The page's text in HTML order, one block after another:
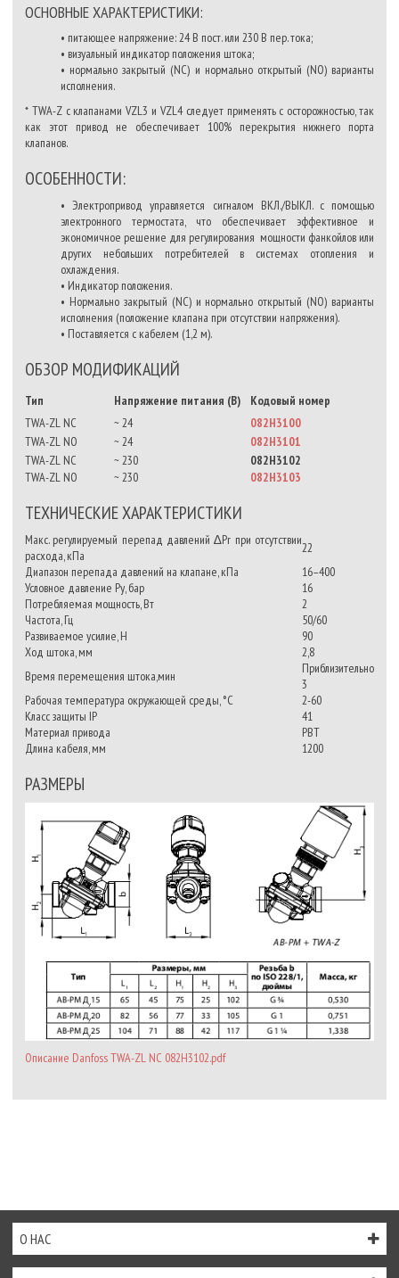
ОСНОВНЫЕ ХАРАКТЕРИСТИКИ:
• питающее напряжение: 24 В пост. или 230 В пер. тока;
• визуальный индикатор положения штока;
• нормально закрытый (NC) и нормально открытый (NО) варианты
исполнения.
* TWA-Z с клапанами VZL3 и VZL4 следует применять с осторожностью, так
как этот привод не обеспечивает 100% перекрытия нижнего порта
клапанов.
ОСОБЕННОСТИ:
• Электропривод управляется сигналом ВКЛ./ВЫКЛ. с помощью
электронного термостата, что обеспечивает эффективное и
экономичное решение для регулирования мощности фанкойлов или
других небольших потребителей в системах отопления и
охлаждения.
• Индикатор положения.
• Нормально закрытый (NC) и нормально открытый (NO) варианты
исполнения (положение клапана при отсутствии напряжения).
• Поставляется с кабелем (1,2 м).
ОБЗОР МОДИФИКАЦИЙ
Тип Напряжение питания (В)
Кодовый номер
TWA-ZL NC
~ 24
082H3100
TWA-ZL NO
~ 24
082H3101
TWA-ZL NC
~ 230
082H3102
TWA-ZL NO
~ 230 082H3103
ТЕХНИЧЕСКИЕ ХАРАКТЕРИСТИКИ
Макс. регулируемый перепад давлений ∆Рr при отсутствии
расхода, кПа
22
Диапазон перепада давлений на клапане, кПа
16–400
Условное давление Pу, бар
16
Потребляемая мощность, Вт
2
Частота, Гц
50/60
Развиваемое усилие, Н
90
Ход штока, мм
2,8
Время перемещения штока,мин
Приблизительно
3
Рабочая температура окружающей среды, °C
2-60
Класс защиты IP
41
Материал привода
PBT
Длина кабеля, мм
1200
РАЗМЕРЫ
Описание Danfoss TWA-ZL NC 082H3102.pdf
О НАС